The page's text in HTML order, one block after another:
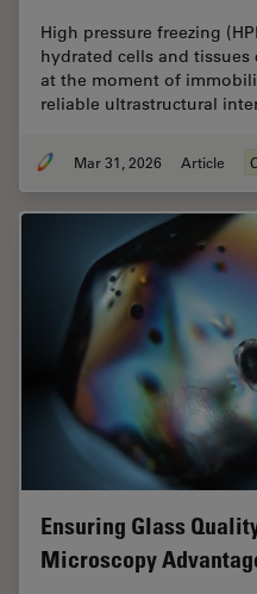
High pressure freezing
hydrated cells and
at the moment of
reliable ultrastructural
Mar 31, 2026 Article
Ensuring Glass
Microscopy